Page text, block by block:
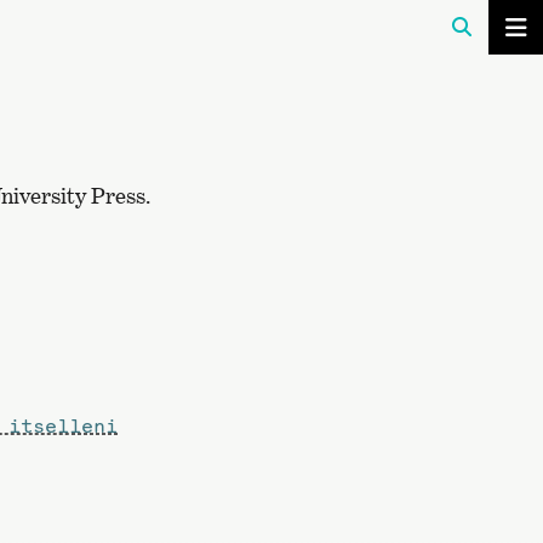
Press.
itselleni